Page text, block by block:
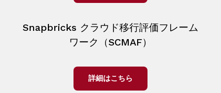
Snapbricks クラウド移行評価フレーム
ワーク（SCMAF）
詳細はこちら